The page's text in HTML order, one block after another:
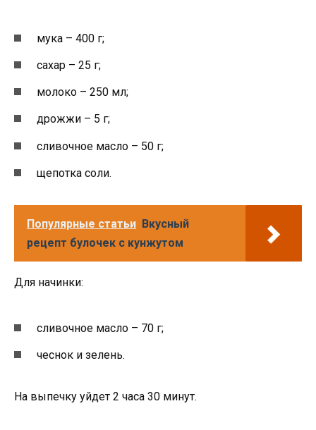
мука – 400 г;
сахар – 25 г;
молоко – 250 мл;
дрожжи – 5 г;
сливочное масло – 50 г;
щепотка соли.
Популярные статьи Вкусный
рецепт булочек с кунжутом
Для начинки:
сливочное масло – 70 г;
чеснок и зелень.
На выпечку уйдет 2 часа 30 минут.